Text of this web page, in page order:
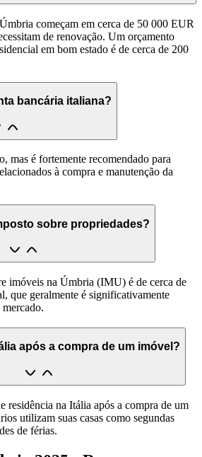
começam em cerca de 50 000 EUR
de renovação. Um orçamento
em bom estado é de cerca de 200
bancária italiana?
mas é fortemente recomendado para
à compra e manutenção da
sobre propriedades?
imóveis na Úmbria (IMU) é de cerca de
que geralmente é significativamente
após a compra de um imóvel?
residência na Itália após a compra de um
utilizam suas casas como segundas
de férias.